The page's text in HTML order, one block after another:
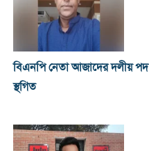
বিএনপি নেতা আজাদের দলীয় পদ
স্থগিত